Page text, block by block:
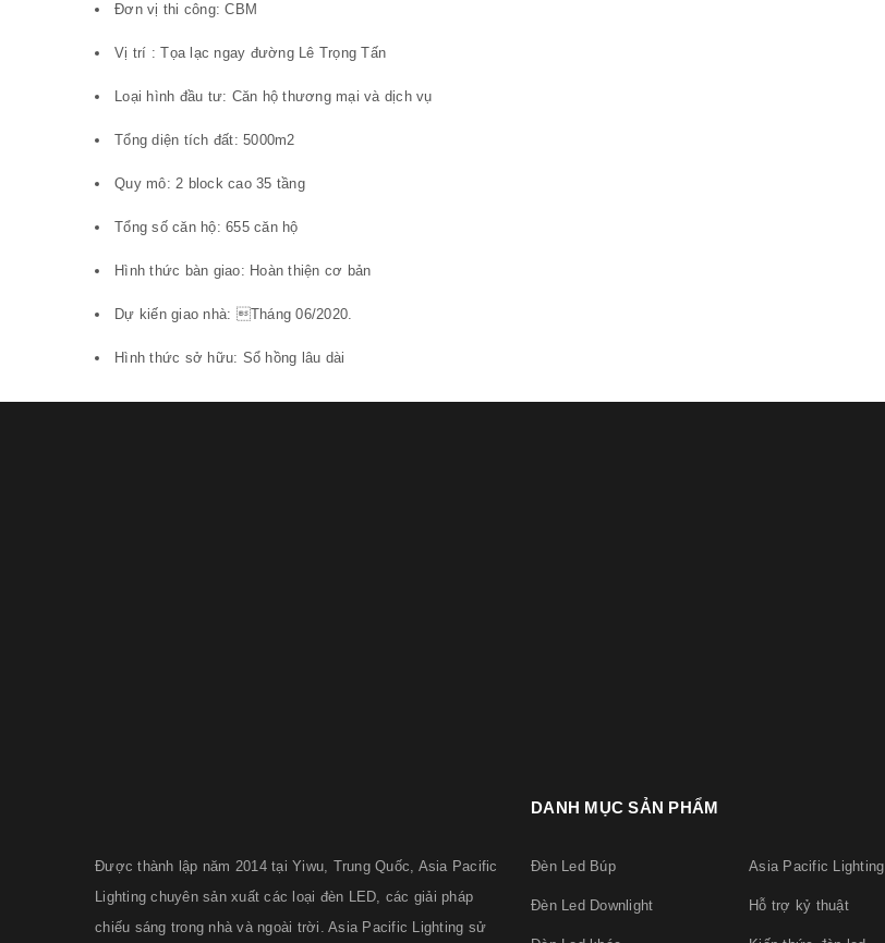
Đơn vị thi công: CBM
Vị trí : Tọa lạc ngay đường Lê Trọng Tấn
Loại hình đầu tư: Căn hộ thương mại và dịch vụ
Tổng diện tích đất: 5000m2
Quy mô: 2 block cao 35 tầng
Tổng số căn hộ: 655 căn hộ
Hình thức bàn giao: Hoàn thiện cơ bản
Dự kiến giao nhà: Tháng 06/2020.
Hình thức sở hữu: Sổ hồng lâu dài
Được thành lập năm 2014 tại Yiwu, Trung Quốc, Asia Pacific
Lighting chuyên sản xuất các loại đèn LED, các giải pháp
chiếu sáng trong nhà và ngoài trời. Asia Pacific Lighting sử
DANH MỤC SẢN PHẨM
Đèn Led Búp
Đèn Led Downlight
Asia Pacific Lighting
Hỗ trợ kỷ thuật